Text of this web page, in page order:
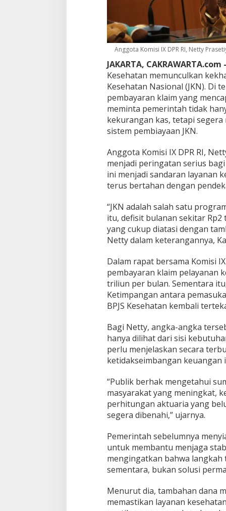
l
a
n
e
t
t
y
P
R
:
K
J
a
n
a
n
T
e
s
D
i
s
e
l
m
a
t
k
a
e
n
g
a
"
N
a
p
a
B
u
a
Anggota Komisi IX DPR RI, Netty
JAKARTA, CAKRAWARTA.com
Kesehatan memunculkan
Kesehatan Nasional (JKN). Di
pembayaran klaim yang
meminta pemerintah tidak
kekurangan kas, tetapi
sistem pembiayaan JKN.
Anggota Komisi IX DPR RI,
menjadi peringatan serius
ini menjadi sandaran layanan
terus bertahan dengan
“JKN adalah salah satu
itu, defisit bulanan sekitar
yang cukup diatasi dengan
Netty dalam keterangannya,
Dalam rapat bersama Komisi
pembayaran klaim pelayanan
triliun per bulan. Sementara
Ketimpangan antara
BPJS Kesehatan kembali
Bagi Netty, angka-angka
hanya dilihat dari sisi
perlu menjelaskan secara
ketidakseimbangan keuangan
“Publik berhak mengetahui
masyarakat yang meningkat,
perhitungan aktuaria yang
segera dibenahi,” ujarnya.
Pemerintah sebelumnya
untuk membantu menjaga
mengingatkan bahwa
sementara, bukan solusi
Menurut dia, tambahan dana
memastikan layanan